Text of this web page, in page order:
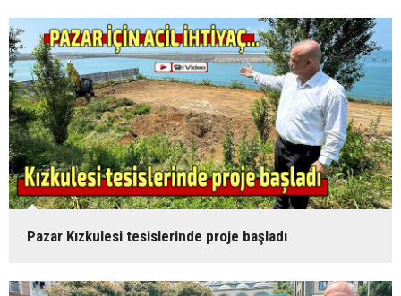
Pazar Kızkulesi tesislerinde proje başladı